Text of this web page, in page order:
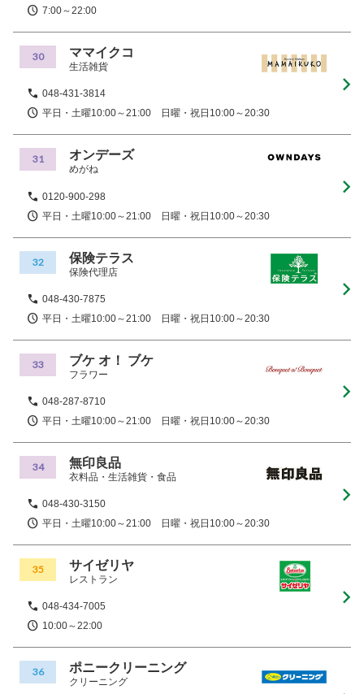
7:00～22:00
30 ママイクコ
生活雑貨
048-431-3814
平日・土曜10:00～21:00 日曜・祝日10:00～20:30
31 オンデーズ
めがね
0120-900-298
平日・土曜10:00～21:00 日曜・祝日10:00～20:30
32 保険テラス
保険代理店
048-430-7875
平日・土曜10:00～21:00 日曜・祝日10:00～20:30
33 ブケ オ！ ブケ
フラワー
048-287-8710
平日・土曜10:00～21:00 日曜・祝日10:00～20:30
34 無印良品
衣料品・生活雑貨・食品
048-430-3150
平日・土曜10:00～21:00 日曜・祝日10:00～20:30
35 サイゼリヤ
レストラン
048-434-7005
10:00～22:00
36 ポニークリーニング
クリーニング